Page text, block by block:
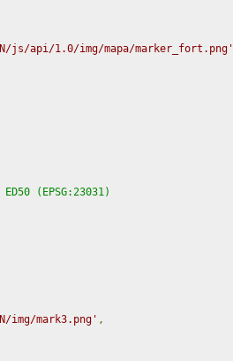
js/api/1.0/img/mapa/marker_fort.png'
(EPSG:23031)
img/mark3.png' ,